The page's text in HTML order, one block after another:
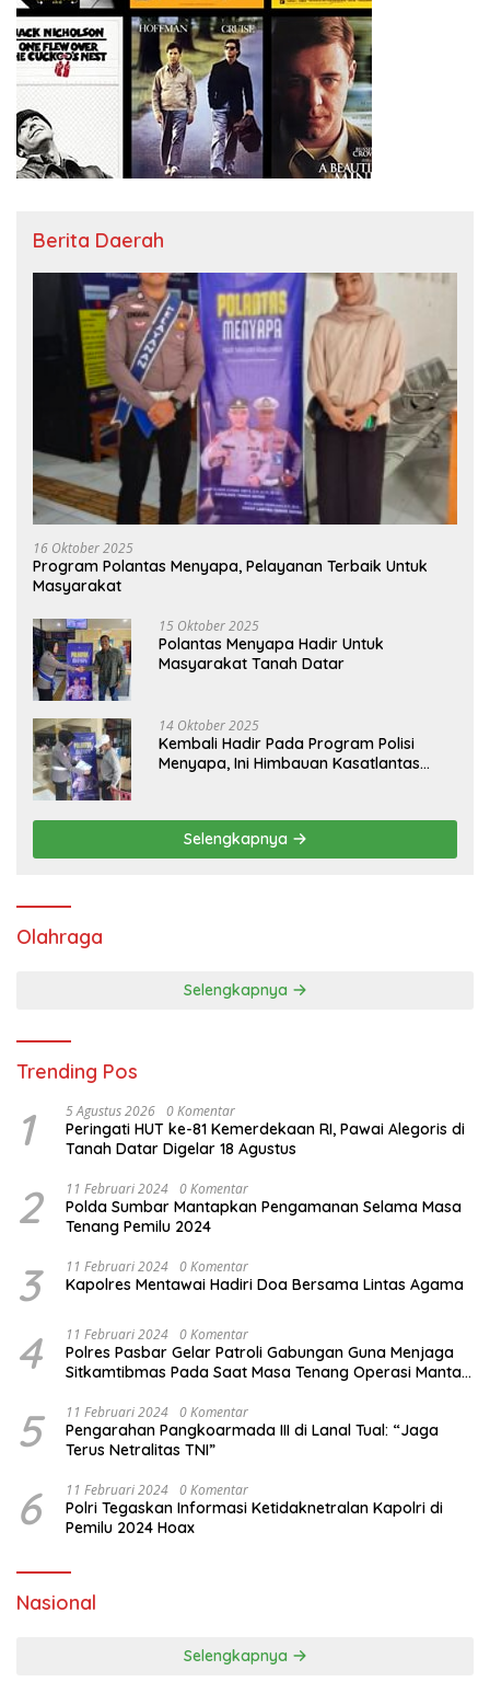
Berita Daerah
16 Oktober 2025
Program Polantas Menyapa, Pelayanan Terbaik Untuk
Masyarakat
15 Oktober 2025
Polantas Menyapa Hadir Untuk
Masyarakat Tanah Datar
14 Oktober 2025
Kembali Hadir Pada Program Polisi
Menyapa, Ini Himbauan Kasatlantas
Selengkapnya
Olahraga
Selengkapnya
Trending Pos
1 5 Agustus 2026 0 Komentar
Peringati HUT ke-81 Kemerdekaan RI, Pawai Alegoris di
Tanah Datar Digelar 18 Agustus
2 11 Februari 2024 0 Komentar
Polda Sumbar Mantapkan Pengamanan Selama Masa
Tenang Pemilu 2024
3 11 Februari 2024 0 Komentar
Kapolres Mentawai Hadiri Doa Bersama Lintas Agama
4 11 Februari 2024 0 Komentar
Polres Pasbar Gelar Patroli Gabungan Guna Menjaga
Sitkamtibmas Pada Saat Masa Tenang Operasi Mantap
5 11 Februari 2024 0 Komentar
Pengarahan Pangkoarmada III di Lanal Tual: “Jaga
Terus Netralitas TNI”
6 11 Februari 2024 0 Komentar
Polri Tegaskan Informasi Ketidaknetralan Kapolri di
Pemilu 2024 Hoax
Nasional
Selengkapnya